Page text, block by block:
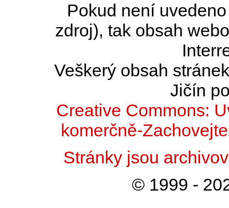
Pokud není
zdroj), tak obsah
Veškerý obsah
Jičín
Creative Commons:
komerčně-
Stránky jsou
© 1999 -